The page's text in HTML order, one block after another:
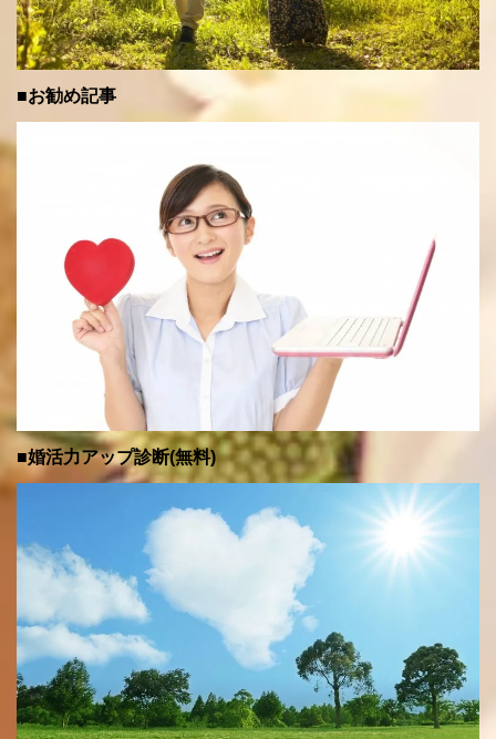
■お勧め記事
■婚活力アップ診断(無料)